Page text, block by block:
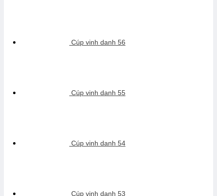
Cúp vinh danh 56
Cúp vinh danh 55
Cúp vinh danh 54
Cúp vinh danh 53